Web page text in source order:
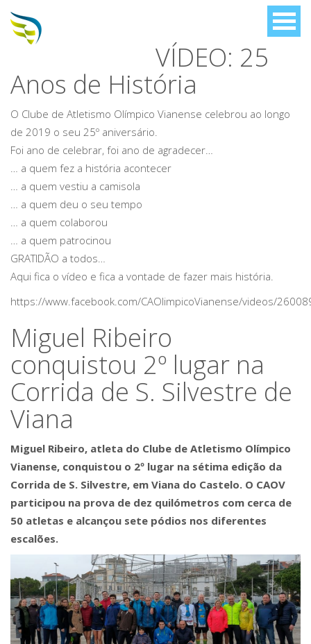
VÍDEO: 25
Anos de História
O Clube de Atletismo Olímpico Vianense celebrou ao longo
de 2019 o seu 25º aniversário.
Foi ano de celebrar, foi ano de agradecer…
… a quem fez a história acontecer
… a quem vestiu a camisola
… a quem deu o seu tempo
… a quem colaborou
… a quem patrocinou
GRATIDÃO a todos…
Aqui fica o vídeo e fica a vontade de fazer mais história.
https://www.facebook.com/CAOlimpicoVianense/videos/
Miguel Ribeiro
conquistou 2º lugar na
Corrida de S. Silvestre de
Viana
Miguel Ribeiro, atleta do Clube de Atletismo Olímpico
Vianense, conquistou o 2º lugar na sétima edição da
Corrida de S. Silvestre, em Viana do Castelo. O CAOV
participou na prova de dez quilómetros com cerca de
50 atletas e alcançou sete pódios nos diferentes
escalões.